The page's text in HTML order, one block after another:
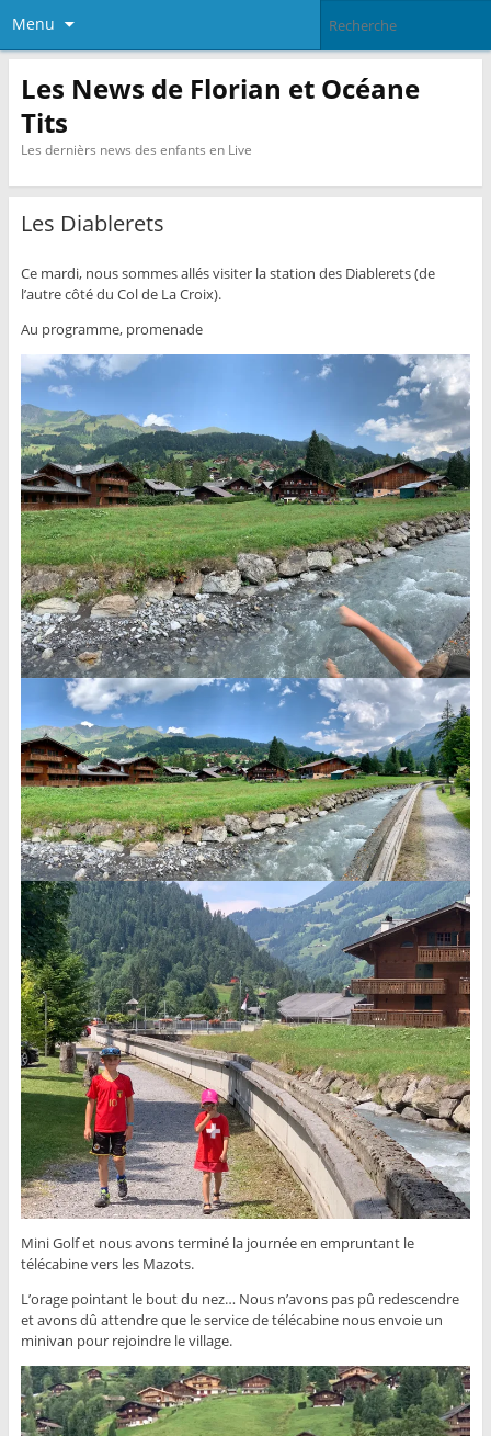
Menu
Les News de Florian et Océane
Tits
Les dernièrs news des enfants en Live
Les Diablerets
Ce mardi, nous sommes allés visiter la station des Diablerets (de
l’autre côté du Col de La Croix).
Au programme, promenade
Mini Golf et nous avons terminé la journée en empruntant le
télécabine vers les Mazots.
L’orage pointant le bout du nez… Nous n’avons pas pû redescendre
et avons dû attendre que le service de télécabine nous envoie un
minivan pour rejoindre le village.